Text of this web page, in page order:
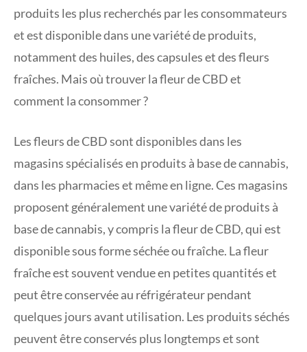
produits les plus recherchés par les consommateurs
et est disponible dans une variété de produits,
notamment des huiles, des capsules et des fleurs
fraîches. Mais où trouver la fleur de CBD et
comment la consommer ?
Les fleurs de CBD sont disponibles dans les
magasins spécialisés en produits à base de cannabis,
dans les pharmacies et même en ligne. Ces magasins
proposent généralement une variété de produits à
base de cannabis, y compris la fleur de CBD, qui est
disponible sous forme séchée ou fraîche. La fleur
fraîche est souvent vendue en petites quantités et
peut être conservée au réfrigérateur pendant
quelques jours avant utilisation. Les produits séchés
peuvent être conservés plus longtemps et sont